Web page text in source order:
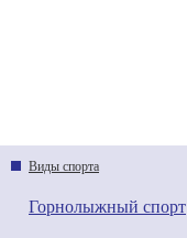
Виды спорта
Горнолыжный спорт